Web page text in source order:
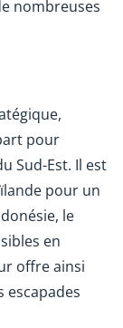
nombreuses
pour
Sud-Est. Il est
pour un
le
en
offre ainsi
escapades